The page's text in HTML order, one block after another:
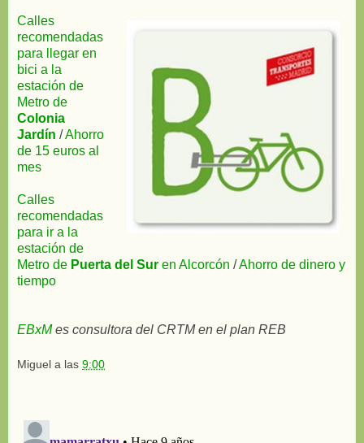
Calles
recomendadas
para llegar en
bici a la
estación de
Metro de
Colonia
Jardín /Ahorro
de 15 euros al
mes
Calles
recomendadas
para ir a la
estación de
Metro de Puerta del Sur en Alcorcón /Ahorro de dinero y
tiempo
EBxMes consultora del CRTM en el plan REB
Miguel a las 9:00